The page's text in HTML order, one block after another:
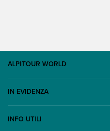
ALPITOUR WORLD
AWARD
Lavora con noi
IN EVIDENZA
Escursioni
INFO UTILI